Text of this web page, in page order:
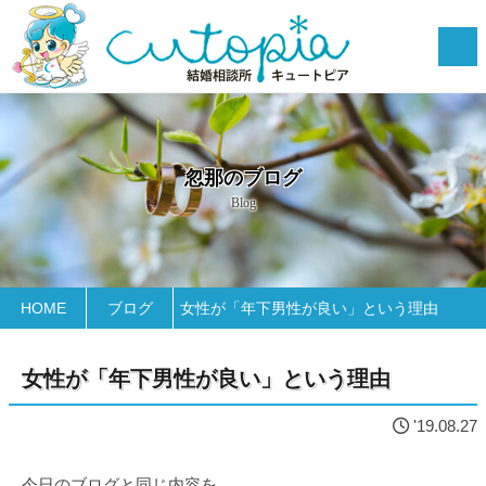
忽那のブログ
Blog
HOME ブログ 女性が「年下男性が良い」という理由
女性が「年下男性が良い」という理由
'19.08.27